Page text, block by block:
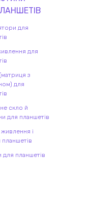
ІВ
для
для
з
для
скло й
для планшетів
і
планшетів
планшетів